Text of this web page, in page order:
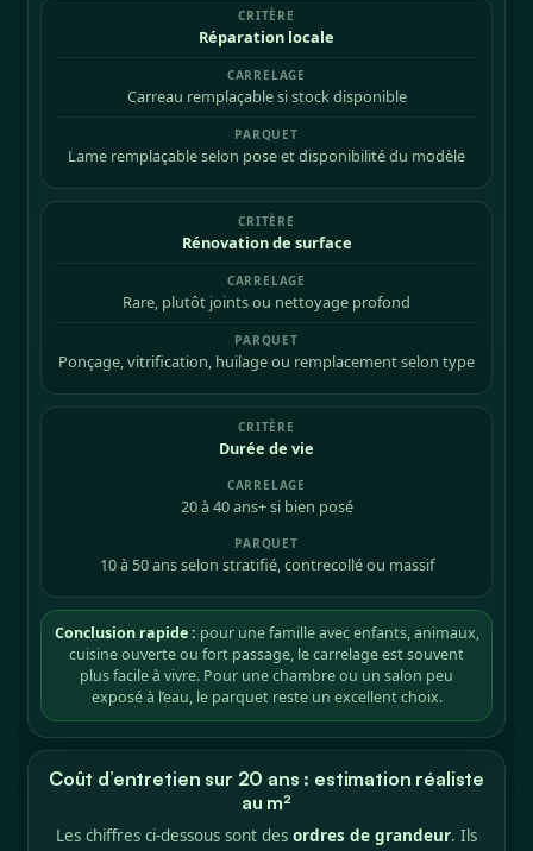
Réparation locale
Carreau remplaçable si stock disponible
Lame remplaçable selon pose et disponibilité du modèle
Rénovation de surface
Rare, plutôt joints ou nettoyage profond
Ponçage, vitrification, huilage ou remplacement selon type
Durée de vie
20 à 40 ans+ si bien posé
10 à 50 ans selon stratifié, contrecollé ou massif
Conclusion rapide : pour une famille avec enfants, animaux,
cuisine ouverte ou fort passage, le carrelage est souvent
plus facile à vivre. Pour une chambre ou un salon peu
exposé à l’eau, le parquet reste un excellent choix.
Coût d’entretien sur 20 ans : estimation réaliste
au m²
Les chiffres ci-dessous sont des ordres de grandeur. Ils